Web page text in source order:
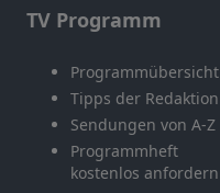
TV Programm
Programmübersicht
Tipps der Redaktion
Sendungen von A-Z
Programmheft
kostenlos anfordern